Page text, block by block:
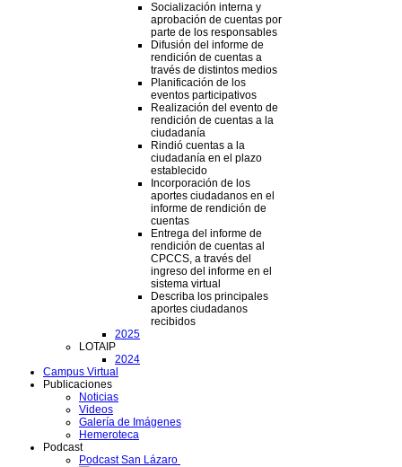
Socialización interna y
aprobación de cuentas por
parte de los responsables
Difusión del informe de
rendición de cuentas a
través de distintos medios
Planificación de los
eventos participativos
Realización del evento de
rendición de cuentas a la
ciudadanía
Rindió cuentas a la
ciudadanía en el plazo
establecido
Incorporación de los
aportes ciudadanos en el
informe de rendición de
cuentas
Entrega del informe de
rendición de cuentas al
CPCCS, a través del
ingreso del informe en el
sistema virtual
Describa los principales
aportes ciudadanos
recibidos
2025
LOTAIP
2024
Campus Virtual
Publicaciones
Noticias
Videos
Galería de Imágenes
Hemeroteca
Podcast
Podcast San Lázaro